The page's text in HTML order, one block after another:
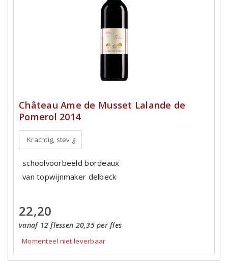
Château Ame de Musset Lalande de
Pomerol 2014
Krachtig, stevig
schoolvoorbeeld bordeaux
van topwijnmaker delbeck
22,20
vanaf 12 flessen 20,35 per fles
Momenteel niet leverbaar